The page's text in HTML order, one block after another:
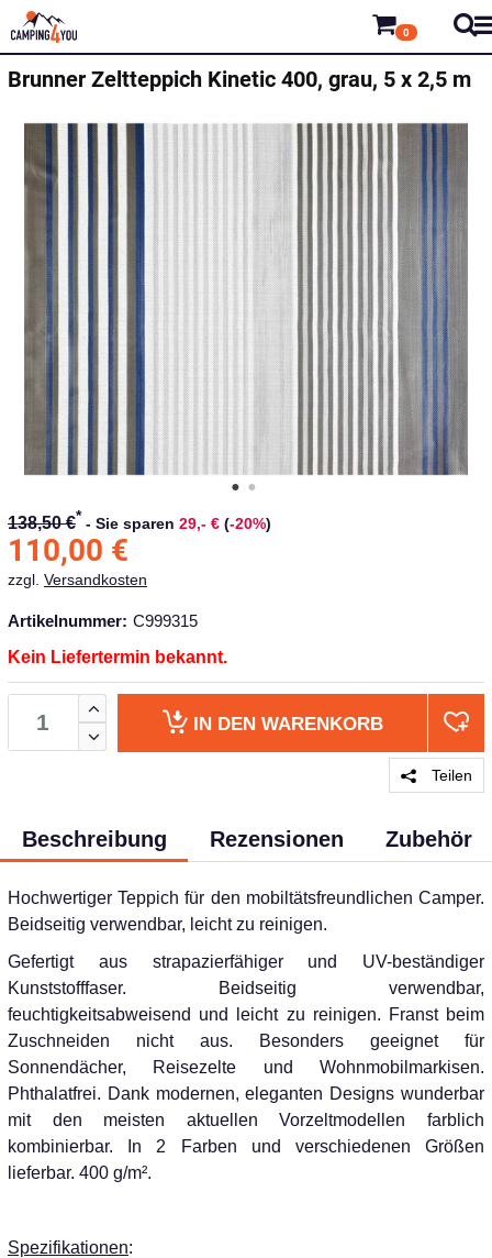
0
Brunner Zeltteppich Kinetic 400, grau, 5 x 2,5 m
138,50 €* - Sie sparen 29,- € (-20%)
110,00 €
zzgl. Versandkosten
Artikelnummer: C999315
Kein Liefertermin bekannt.
IN DEN WARENKORB
Teilen
Beschreibung Rezensionen Zubehör
Hochwertiger Teppich für den mobiltätsfreundlichen Camper.
Beidseitig verwendbar, leicht zu reinigen.
Gefertigt aus strapazierfähiger und UV-beständiger
Kunststofffaser. Beidseitig verwendbar,
feuchtigkeitsabweisend und leicht zu reinigen. Franst beim
Zuschneiden nicht aus. Besonders geeignet für
Sonnendächer, Reisezelte und Wohnmobilmarkisen.
Phthalatfrei. Dank modernen, eleganten Designs wunderbar
mit den meisten aktuellen Vorzeltmodellen farblich
kombinierbar. In 2 Farben und verschiedenen Größen
lieferbar. 400 g/m².
Spezifikationen: